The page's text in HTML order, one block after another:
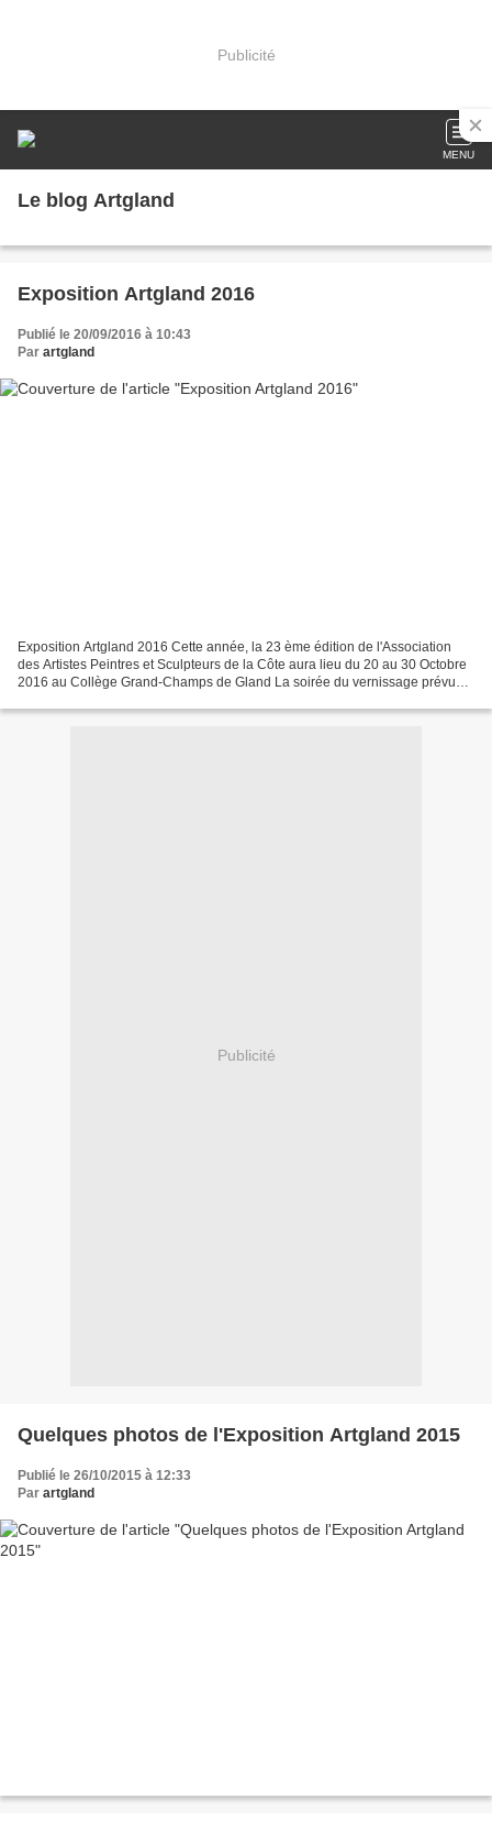
Publicité
MENU
Le blog Artgland
Exposition Artgland 2016
Publié le 20/09/2016 à 10:43
Par artgland
Exposition Artgland 2016 Cette année, la 23 ème édition de l'Association
des Artistes Peintres et Sculpteurs de la Côte aura lieu du 20 au 30 Octobre
2016 au Collège Grand-Champs de Gland La soirée du vernissage prévue
Publicité
Quelques photos de l'Exposition Artgland 2015
Publié le 26/10/2015 à 12:33
Par artgland